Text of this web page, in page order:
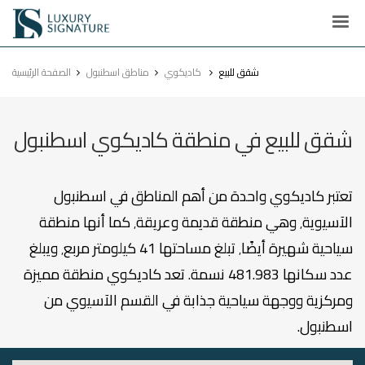
Luxury
Signature
الصفحة الرئيسية مناطق اسطنبول شقق للبيع
شقق للبيع في منطقة كاديكوي اسطنبول
تعتبر كاديكوي واحدة من أهم المناطق في اسطنبول
الآسيوية٬ وهي منطقة قديمة وعريقة٬ كما أنها منطقة
سياحية شهيرة أيضًا٬ تبلغ مساحتها 41 كيلومتر مربع٬ ويبلغ
عدد سكانها 481.983 نسمة. تعد كاديكوي منطقة مميزة
ومركزية ووجهة سياحية جذابة في القسم الآسيوي من
اسطنبول.